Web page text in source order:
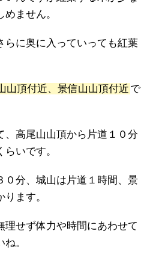
ません。
らに奥に入っていっても紅葉
山頂付近、景信山山頂付近 で
、高尾山山頂から片道１０分
いです。
０分、城山は片道１時間、景
ます。
理せず体力や時間にあわせて
。